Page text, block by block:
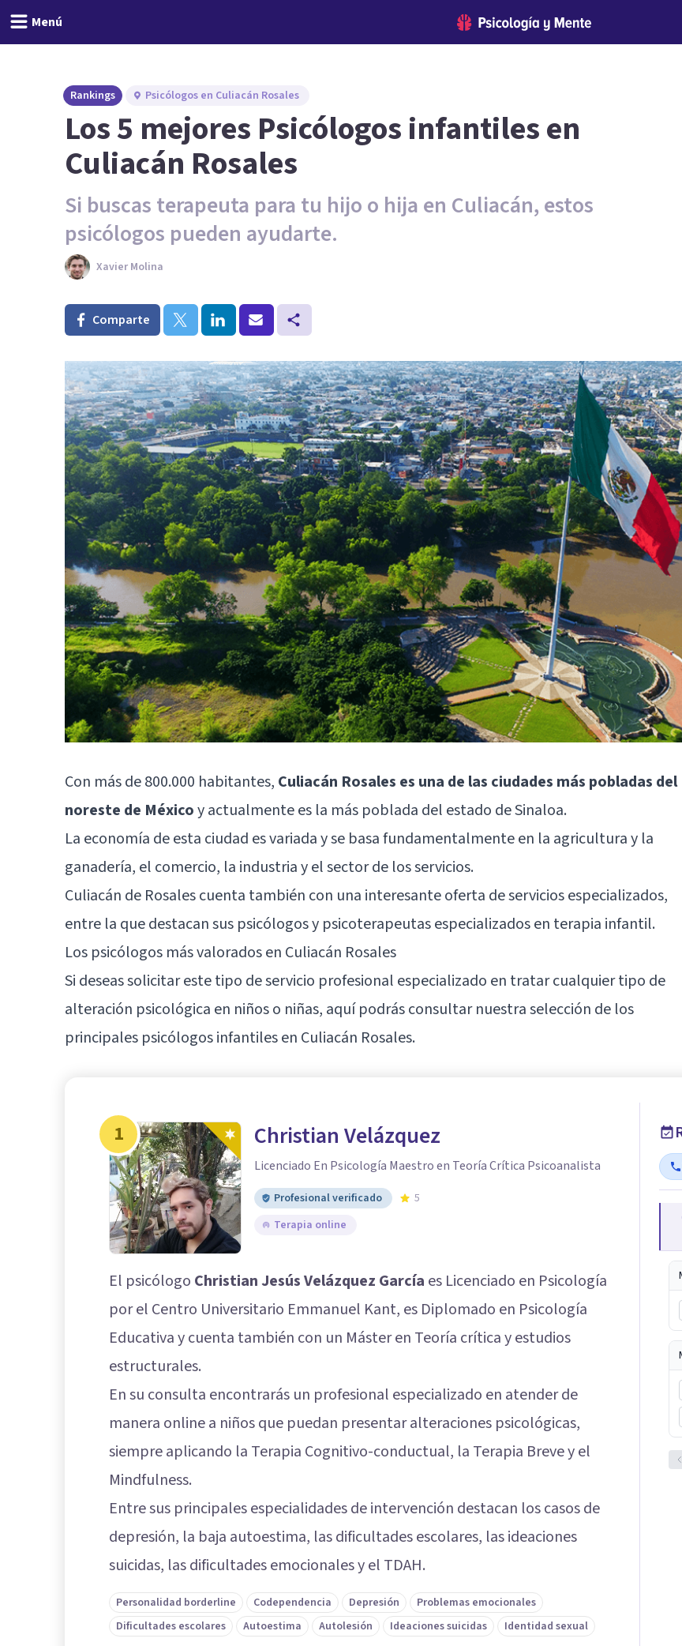
Menú
Rankings Psicólogos en Culiacán Rosales
Los 5 mejores Psicólogos infantiles en
Culiacán Rosales
Si buscas terapeuta para tu hijo o hija en Culiacán, estos
psicólogos pueden ayudarte.
Xavier Molina
Comparte
Con más de 800.000 habitantes, Culiacán Rosales es una de las ciudades más pobladas del
noreste de Méxicoy actualmente es la más poblada del estado de Sinaloa.
La economía de esta ciudad es variada y se basa fundamentalmente en la agricultura y la
ganadería, el comercio, la industria y el sector de los servicios.
Culiacán de Rosales cuenta también con una interesante oferta de servicios especializados,
entre la que destacan sus psicólogos y psicoterapeutas especializados en terapia infantil.
Los psicólogos más valorados en Culiacán Rosales
Si deseas solicitar este tipo de servicio profesional especializado en tratar cualquier tipo de
alteración psicológica en niños o niñas, aquí podrás consultar nuestra selección de los
principales psicólogos infantiles en Culiacán Rosales.
1 Christian Velázquez
Licenciado En Psicología Maestro en Teoría Crítica Psicoanalista
Profesional verificado
5
Terapia online
El psicólogo Christian Jesús Velázquez García es Licenciado en Psicología
por el Centro Universitario Emmanuel Kant, es Diplomado en Psicología
Educativa y cuenta también con un Máster en Teoría crítica y estudios
estructurales.
En su consulta encontrarás un profesional especializado en atender de
manera online a niños que puedan presentar alteraciones psicológicas,
siempre aplicando la Terapia Cognitivo-conductual, la Terapia Breve y el
Mindfulness.
Entre sus principales especialidades de intervención destacan los casos de
depresión, la baja autoestima, las dificultades escolares, las ideaciones
suicidas, las dificultades emocionales y el TDAH.
Personalidad borderline Codependencia Depresión
Problemas emocionales
Dificultades escolares
Autoestima Autolesión Ideaciones suicidas Identidad sexual